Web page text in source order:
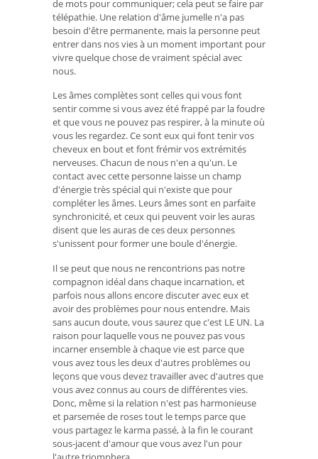
de mots pour communiquer; cela peut se faire par
télépathie. Une relation d'âme jumelle n'a pas
besoin d'être permanente, mais la personne peut
entrer dans nos vies à un moment important pour
vivre quelque chose de vraiment spécial avec
nous.
Les âmes complètes sont celles qui vous font
sentir comme si vous avez été frappé par la foudre
et que vous ne pouvez pas respirer, à la minute où
vous les regardez. Ce sont eux qui font tenir vos
cheveux en bout et font frémir vos extrémités
nerveuses. Chacun de nous n'en a qu'un. Le
contact avec cette personne laisse un champ
d'énergie très spécial qui n'existe que pour
compléter les âmes. Leurs âmes sont en parfaite
synchronicité, et ceux qui peuvent voir les auras
disent que les auras de ces deux personnes
s'unissent pour former une boule d'énergie.
Il se peut que nous ne rencontrions pas notre
compagnon idéal dans chaque incarnation, et
parfois nous allons encore discuter avec eux et
avoir des problèmes pour nous entendre. Mais
sans aucun doute, vous saurez que c'est LE UN. La
raison pour laquelle vous ne pouvez pas vous
incarner ensemble à chaque vie est parce que
vous avez tous les deux d'autres problèmes ou
leçons que vous devez travailler avec d'autres que
vous avez connus au cours de différentes vies.
Donc, même si la relation n'est pas harmonieuse
et parsemée de roses tout le temps parce que
vous partagez le karma passé, à la fin le courant
sous-jacent d'amour que vous avez l'un pour